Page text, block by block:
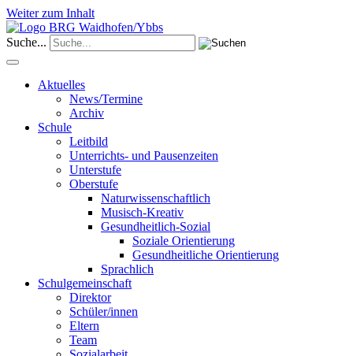
Weiter zum Inhalt
Suche...
Aktuelles
News/Termine
Archiv
Schule
Leitbild
Unterrichts- und Pausenzeiten
Unterstufe
Oberstufe
Naturwissenschaftlich
Musisch-Kreativ
Gesundheitlich-Sozial
Soziale Orientierung
Gesundheitliche Orientierung
Sprachlich
Schulgemeinschaft
Direktor
Schüler/innen
Eltern
Team